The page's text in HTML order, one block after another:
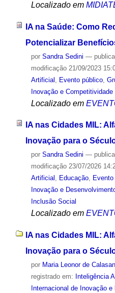
Localizado em
IA na Saúde: Como
Potencializar
por Sandra Sedini —
modificação21/09/2023
Artificial
Evento público,
Inovação e Competitividade
Localizado em
IA nas Cidades MIL:
Inovação para o
por Sandra Sedini —
modificação23/07/2026
Artificial , Educação,
Inovação e
Inclusão Social
Localizado em
IA nas Cidades MIL:
Inovação para o
por Maria Leonor de
registrado em: Inteligência
Internacional de Inovação